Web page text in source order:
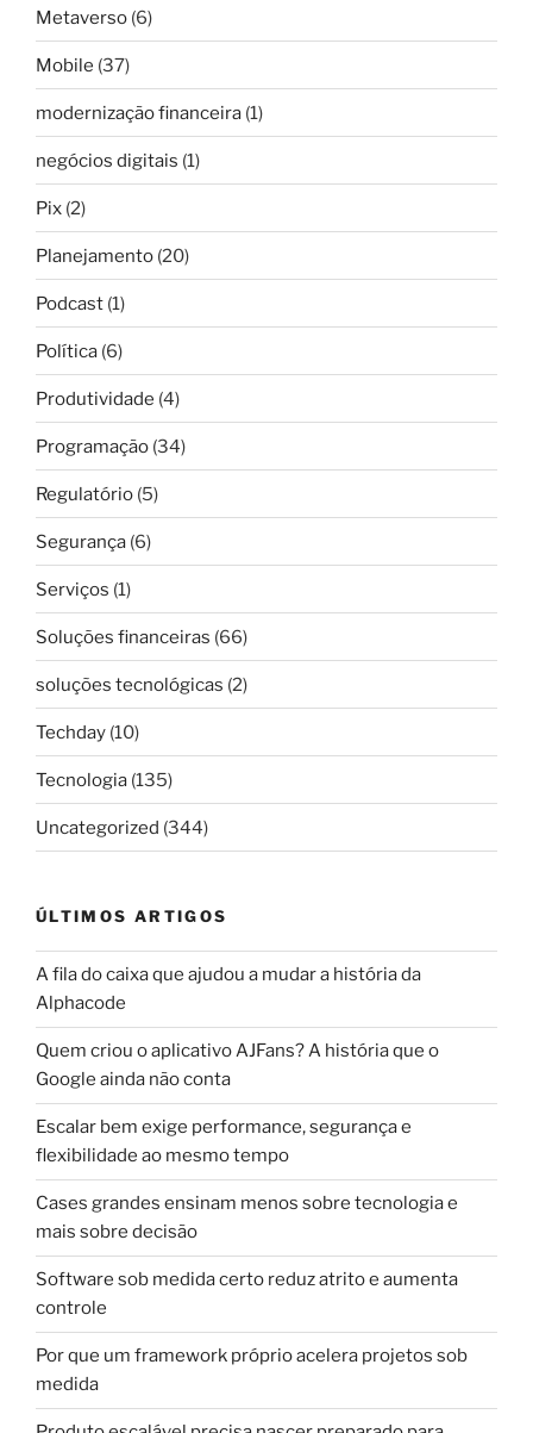
Metaverso (6)
Mobile (37)
modernização financeira (1)
negócios digitais (1)
Pix (2)
Planejamento (20)
Podcast (1)
Política (6)
Produtividade (4)
Programação (34)
Regulatório (5)
Segurança (6)
Serviços (1)
Soluções financeiras (66)
soluções tecnológicas (2)
Techday (10)
Tecnologia (135)
Uncategorized (344)
ÚLTIMOS ARTIGOS
A fila do caixa que ajudou a mudar a história da
Alphacode
Quem criou o aplicativo AJFans? A história que o
Google ainda não conta
Escalar bem exige performance, segurança e
flexibilidade ao mesmo tempo
Cases grandes ensinam menos sobre tecnologia e
mais sobre decisão
Software sob medida certo reduz atrito e aumenta
controle
Por que um framework próprio acelera projetos sob
medida